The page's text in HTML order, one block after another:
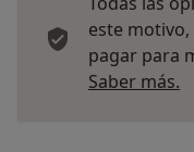
este
pagar para
Saber más.